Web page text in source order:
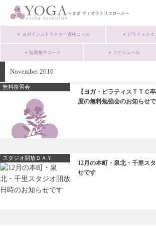
ヨガインストラクター資格コース ピラティスイ
短期集中コース スケジュール
November 2016
無料復習会
【ヨガ・ピラティスＴＴＣ
度の無料勉強会のお知らせ
スタジオ開放ＤＡＹ
12月の本町・泉北・千里ス
せです